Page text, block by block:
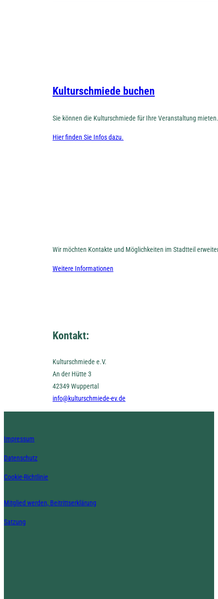
Kulturschmiede buchen
Sie können die Kulturschmiede für Ihre Veranstaltung mieten.
Hier finden Sie Infos dazu.
Wir möchten Kontakte und Möglichkeiten im Stadtteil
Weitere Informationen
Kontakt:
Kulturschmiede e.V.
An der Hütte 3
42349 Wuppertal
info@kulturschmiede-ev.de
Impressum
Datenschutz
Cookie-Richtlinie
Mitglied werden, Beitrittserklärung
Satzung